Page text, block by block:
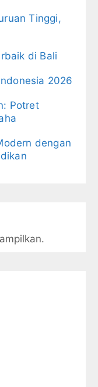
Tinggi,
di Bali
2026
Potret
dengan